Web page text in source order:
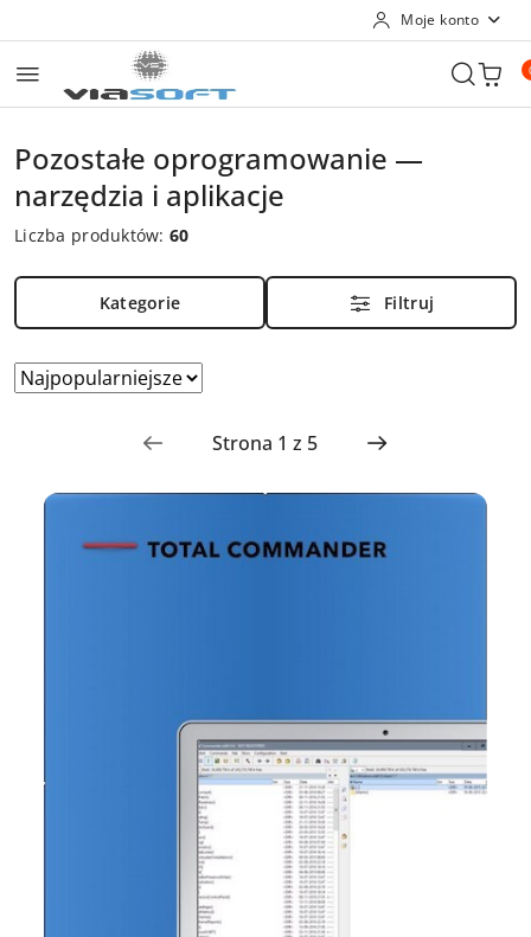
Moje konto
Pozostałe oprogramowanie —
narzędzia i aplikacje
Liczba produktów:60
Kategorie Filtruj
Zastosowano
Najpopularniejsze.
Sortuj
według